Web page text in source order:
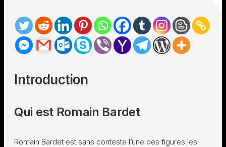
Introduction
Qui est Romain Bardet
Romain Bardet est sans conteste l’une des figures les